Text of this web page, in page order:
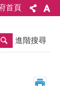
首頁
尋 進階搜尋